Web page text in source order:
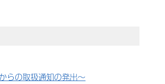
らの取扱通知の発出～